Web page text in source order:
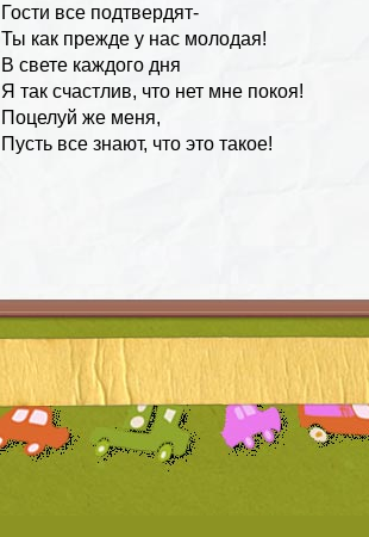
Гости все подтвердят-
Ты как прежде у нас молодая!
В свете каждого дня
Я так счастлив, что нет мне покоя!
Поцелуй же меня,
Пусть все знают, что это такое!